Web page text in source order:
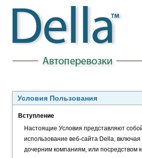
Условия Пользования
Вступление
Настоящие Условия представляют
использование веб-сайта Della,
дочерним компаниям, или посредством